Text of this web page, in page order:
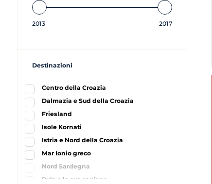
2013 2017
Destinazioni
Centro della Croazia
Dalmazia e Sud della Croazia
Friesland
Isole Kornati
Istria e Nord della Croazia
Mar Ionio greco
Nord Sardegna
Pula e la sua regione